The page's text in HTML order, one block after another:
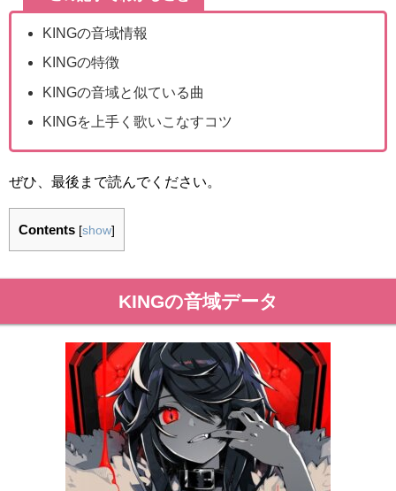
KINGの音域情報
KINGの特徴
KINGの音域と似ている曲
KINGを上手く歌いこなすコツ
ぜひ、最後まで読んでください。
Contents [show]
KINGの音域データ